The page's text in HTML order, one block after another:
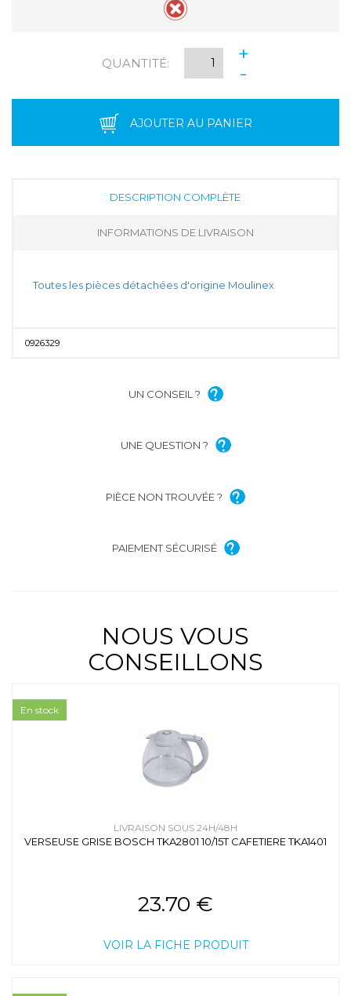
QUANTITÉ:
+
-
AJOUTER AU PANIER
DESCRIPTION COMPLÈTE
INFORMATIONS DE LIVRAISON
Toutes les pièces détachées d'origine Moulinex
0926329
UN CONSEIL ?
UNE QUESTION ?
PIÈCE NON TROUVÉE ?
PAIEMENT SÉCURISÉ
NOUS VOUS
CONSEILLONS
LIVRAISON SOUS 24H/48H
VERSEUSE GRISE BOSCH TKA2801 10/15T CAFETIERE TKA1401
23.70 €
VOIR LA FICHE PRODUIT
En stock